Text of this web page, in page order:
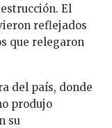
El
reflejados
que relegaron
del país, donde
produjo
su